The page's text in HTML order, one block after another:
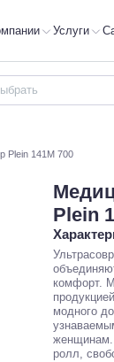
Услуги
Plein 141M 700
Plein
комфорт.
модного
женщинам.
ролл,